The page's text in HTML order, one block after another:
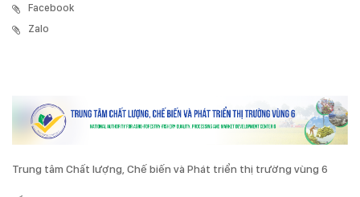
Facebook
Zalo
Trung tâm Chất lượng, Chế biến và Phát triển thị trường vùng 6